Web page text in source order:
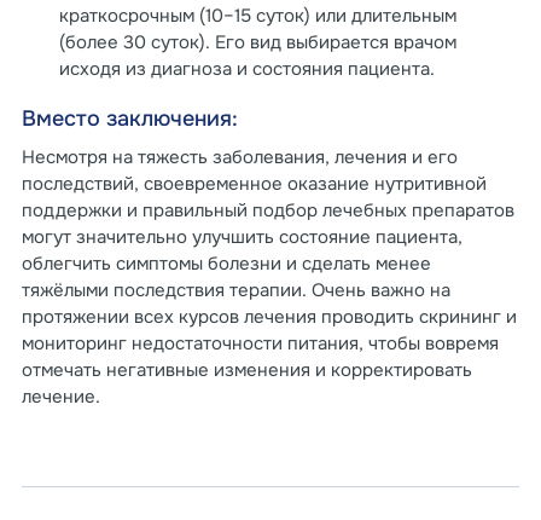
краткосрочным (10–15 суток) или длительным
(более 30 суток). Его вид выбирается врачом
исходя из диагноза и состояния пациента.
Вместо заключения:
Несмотря на тяжесть заболевания, лечения и его
последствий, своевременное оказание нутритивной
поддержки и правильный подбор лечебных препаратов
могут значительно улучшить состояние пациента,
облегчить симптомы болезни и сделать менее
тяжёлыми последствия терапии. Очень важно на
протяжении всех курсов лечения проводить скрининг и
мониторинг недостаточности питания, чтобы вовремя
отмечать негативные изменения и корректировать
лечение.